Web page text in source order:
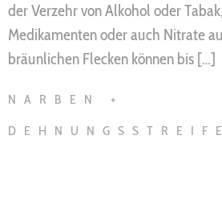
der Verzehr von Alkohol oder
Medikamenten oder auch Nitrate
bräunlichen Flecken können bis […]
NARBEN +